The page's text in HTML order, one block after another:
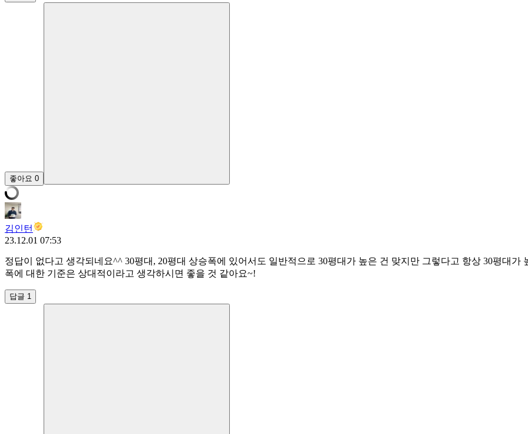
좋아요 0
김인턴
23.12.01 07:53
정답이 없다고 생각되네요^^ 30평대, 20평대 상승폭에 있어서도 일반적으로 30평대가 높은 건 맞지만 그렇다고 항상 30평대
폭에 대한 기준은 상대적이라고 생각하시면 좋을 것 같아요~!
답글 1